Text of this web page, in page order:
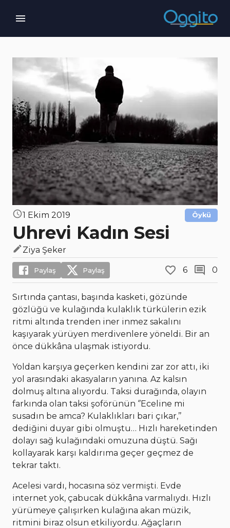
1 Ekim 2019 Öykü
Uhrevi Kadın Sesi
Ziya Şeker
Paylaş Paylaş 6 0
Sırtında çantası, başında kasketi, gözünde
gözlüğü ve kulağında kulaklık türkülerin ezik
ritmi altında trenden iner inmez sakalını
kaşıyarak yürüyen merdivenlere yöneldi. Bir an
önce dükkâna ulaşmak istiyordu.
Yoldan karşıya geçerken kendini zar zor attı, iki
yol arasındaki akasyaların yanına. Az kalsın
dolmuş altına alıyordu. Taksi durağında, olayın
farkında olan taksi şoförünün ‘’Eceline mi
susadın be amca? Kulaklıkları bari çıkar,’’
dediğini duyar gibi olmuştu… Hızlı hareketinden
dolayı sağ kulağındaki omuzuna düştü. Sağı
kollayarak karşı kaldırıma geçer geçmez de
tekrar taktı.
Acelesi vardı, hocasına söz vermişti. Evde
internet yok, çabucak dükkâna varmalıydı. Hızlı
yürümeye çalışırken kulağına akan müzik,
ritmini biraz olsun etkiliyordu. Ağaçların